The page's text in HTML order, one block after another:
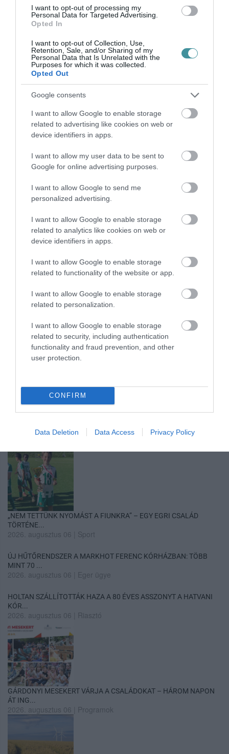
I want to opt-out of processing my
Personal Data for Targeted Advertising.
Opted In
I want to opt-out of Collection, Use,
Retention, Sale, and/or Sharing of my
Personal Data that Is Unrelated with the
Purposes for which it was collected.
Opted Out
Google consents
I want to allow Google to enable storage
related to advertising like cookies on web or
device identifiers in apps.
I want to allow my user data to be sent to
Google for online advertising purposes.
I want to allow Google to send me
personalized advertising.
I want to allow Google to enable storage
related to analytics like cookies on web or
device identifiers in apps.
I want to allow Google to enable storage
related to functionality of the website or app.
I want to allow Google to enable storage
related to personalization.
I want to allow Google to enable storage
related to security, including authentication
functionality and fraud prevention, and other
user protection.
CONFIRM
Data Deletion Data Access Privacy Policy
utánpótlást nem ad, azt az eszközt is
elveszi, amivel eddig felvették a harcot a
koronavírussal. A koronavírus miatti
rendkívüli helyzet felborította a magyar
települések költségvetését, az Orbán-
kormány viszont a támogatás helyett
forráselvonást jelentett be: a gépjárműadó
önkormányzatoknak járó részét a központi
költségvetésbe kell befizetni.
Ne maradjon le a legfrissebb hírekről, kövessen
bennünket az EGRI ÜGYEK Google Hírek oldalán!
VISSZA A FŐOLDALRA
Legfrissebb híreink
KÉT AUTÓ ÜTKÖZÖTT BOGÁCSON, A MENTŐK IS A HELYSZÍNRE
HÍREK A GARÁZSBÓL: CHERY TIGGO 9 PHEV LUXURY – A KÍNAI
2026. augusztus 06|Barta Autó
LAKÓÉPÜLETEK LÁNGOLTAK SZERDÁN
Riasztó
„NEM TETTÜNK NYOMÁST A FIUNKRA” – EGY EGRI CSALÁD
TÖRTÉNE...
2026. augusztus 06 Sport
ÚJ HŰTŐRENDSZER A MARKHOT FERENC KÓRHÁZBAN: TÖBB
MINT 70 ...
2026. augusztus 06 Eger ügye
HOLTAN SZÁLLÍTOTTÁK HAZA A 80 ÉVES ASSZONYT A HATVANI
KÓR...
2026. augusztus 06 Riasztó
GÁRDONYI MESEKERT VÁRJA A CSALÁDOKAT – HÁROM NAPON
ÁT ING...
2026. augusztus 06 Programok